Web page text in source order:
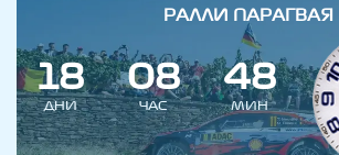
РАЛЛИ ПАРАГВАЯ
18
ДНИ
08
ЧАС
48
МИН